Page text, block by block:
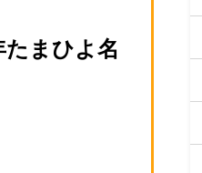
たまひよ名